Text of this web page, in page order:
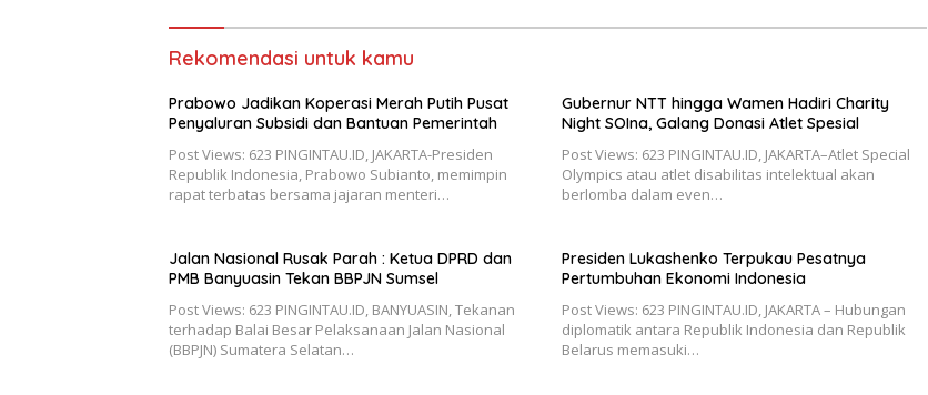
Rekomendasi untuk kamu
Prabowo Jadikan Koperasi Merah Putih Pusat
Penyaluran Subsidi dan Bantuan Pemerintah
Post Views: 623 PINGINTAU.ID, JAKARTA-Presiden
Republik Indonesia, Prabowo Subianto, memimpin
rapat terbatas bersama jajaran menteri…
Gubernur NTT hingga Wamen Hadiri Charity
Night SOIna, Galang Donasi Atlet Spesial
Post Views: 623 PINGINTAU.ID, JAKARTA–Atlet Special
Olympics atau atlet disabilitas intelektual akan
berlomba dalam even…
Jalan Nasional Rusak Parah : Ketua DPRD dan
PMB Banyuasin Tekan BBPJN Sumsel
Post Views: 623 PINGINTAU.ID, BANYUASIN, Tekanan
terhadap Balai Besar Pelaksanaan Jalan Nasional
(BBPJN) Sumatera Selatan…
Presiden Lukashenko Terpukau Pesatnya
Pertumbuhan Ekonomi Indonesia
Post Views: 623 PINGINTAU.ID, JAKARTA – Hubungan
diplomatik antara Republik Indonesia dan Republik
Belarus memasuki…